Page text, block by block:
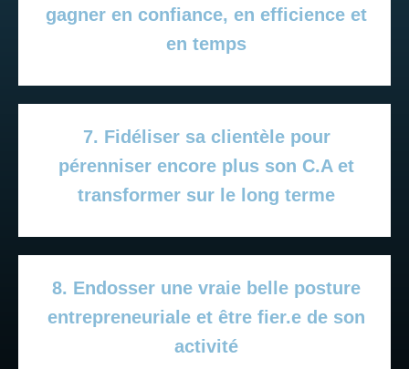
gagner en confiance, en efficience et
en temps
7. Fidéliser sa clientèle pour
pérenniser encore plus son C.A et
transformer sur le long terme
8. Endosser une vraie belle posture
entrepreneuriale et être fier.e de son
activité